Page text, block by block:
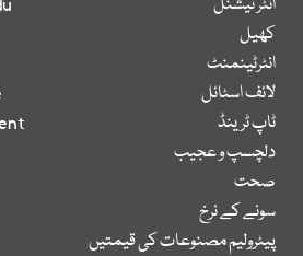
انٹر نیشنل
کھیل
انٹرٹینمنٹ
لائف اسٹائل
ٹاپ ٹرینڈ
دلچسپ و عجیب
صحت
سونے کے نرخ
پیٹرولیم مصنوعات کی قیمتیں